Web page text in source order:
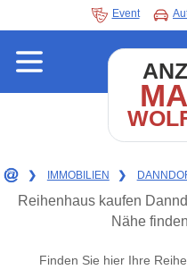
Event
❯ IMMOBILIEN ❯
Reihenhaus kaufen
Nähe
Finden Sie hier Ihre